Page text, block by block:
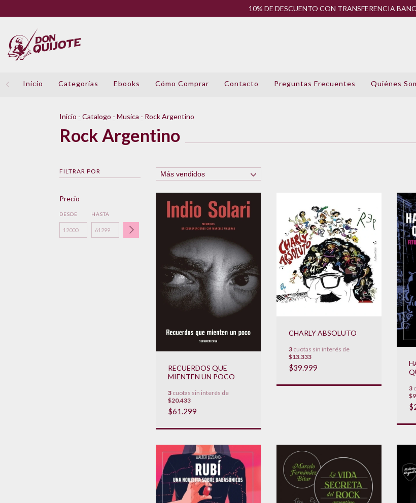
10% DE DESCUENTO CON TRANSFERENCIA
Inicio Categorías Ebooks Cómo Comprar Contacto Preguntas Frecuentes Quiénes
Inicio - Catalogo - Musica - Rock Argentino
Rock Argentino
FILTRAR POR
Precio
DESDE HASTA
RECUERDOS QUE
MIENTEN UN POCO
3 cuotas sin interés de
$20.433
$61.299
CHARLY ABSOLUTO
3cuotas sin interés de
$13.333
$39.999
3